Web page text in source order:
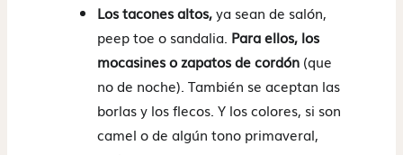
Los tacones altos,ya sean de salón,
peep toe o sandalia. Para ellos, los
mocasines o zapatos de cordón (que
no de noche). También se aceptan las
borlas y los flecos. Y los colores, si son
camel o de algún tono primaveral,